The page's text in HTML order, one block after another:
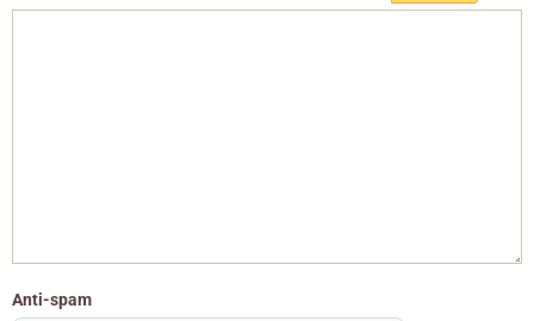
Anti-spam